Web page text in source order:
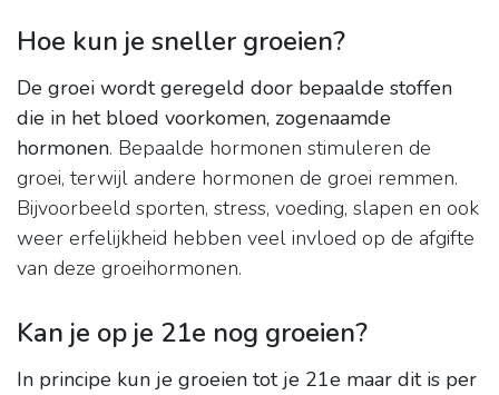
Hoe kun je sneller groeien?
De groei wordt geregeld door bepaalde stoffen
die in het bloed voorkomen, zogenaamde
hormonen. Bepaalde hormonen stimuleren de
groei, terwijl andere hormonen de groei remmen.
Bijvoorbeeld sporten, stress, voeding, slapen en ook
weer erfelijkheid hebben veel invloed op de afgifte
van deze groeihormonen.
Kan je op je 21e nog groeien?
In principe kun je groeien tot je 21e maar dit is per